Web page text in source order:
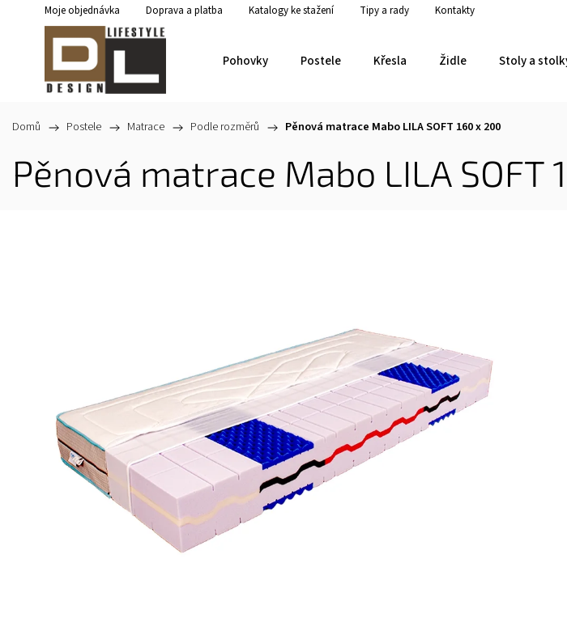
Moje objednávka Doprava a platba Katalogy ke stažení Tipy a rady Kontakty
Pohovky Postele Křesla Židle Stoly a
Domů / Postele / Matrace / Podle rozměrů / Pěnová matrace Mabo LILA SOFT 160 x 200
Pěnová matrace Mabo LILA SOFT